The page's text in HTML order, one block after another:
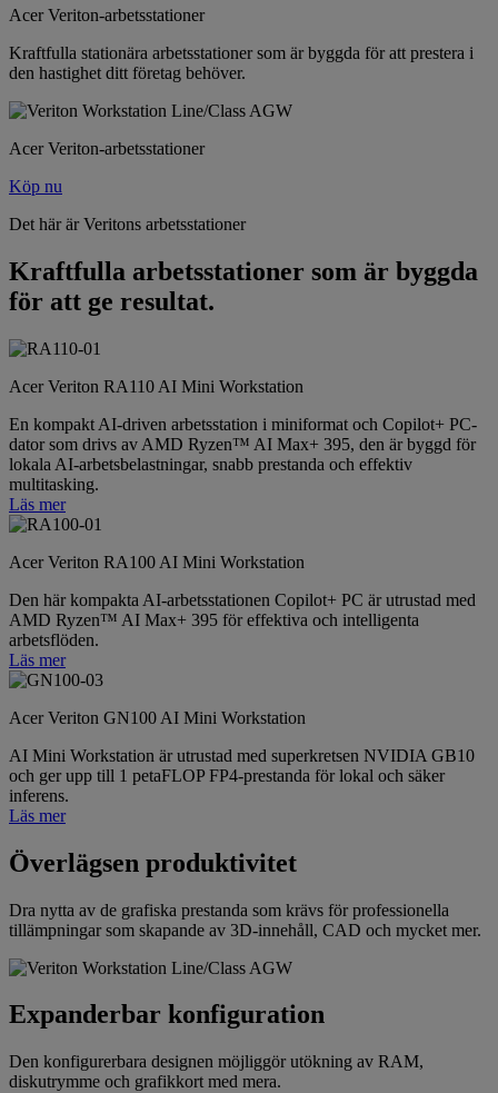
Acer Veriton-arbetsstationer
Kraftfulla stationära arbetsstationer som är byggda för att prestera i
den hastighet ditt företag behöver.
Acer Veriton-arbetsstationer
Köp nu
Det här är Veritons arbetsstationer
Kraftfulla arbetsstationer som är byggda
för att ge resultat.
Acer Veriton RA110 AI Mini Workstation
En kompakt AI-driven arbetsstation i miniformat och Copilot+ PC-
dator som drivs av AMD Ryzen™ AI Max+ 395, den är byggd för
lokala AI-arbetsbelastningar, snabb prestanda och effektiv
multitasking.
Läs mer
Acer Veriton RA100 AI Mini Workstation
Den här kompakta AI-arbetsstationen Copilot+ PC är utrustad med
AMD Ryzen™ AI Max+ 395 för effektiva och intelligenta
arbetsflöden.
Läs mer
Acer Veriton GN100 AI Mini Workstation
AI Mini Workstation är utrustad med superkretsen NVIDIA GB10
och ger upp till 1 petaFLOP FP4-prestanda för lokal och säker
inferens.
Läs mer
Överlägsen produktivitet
Dra nytta av de grafiska prestanda som krävs för professionella
tillämpningar som skapande av 3D-innehåll, CAD och mycket mer.
Expanderbar konfiguration
Den konfigurerbara designen möjliggör utökning av RAM,
diskutrymme och grafikkort med mera.